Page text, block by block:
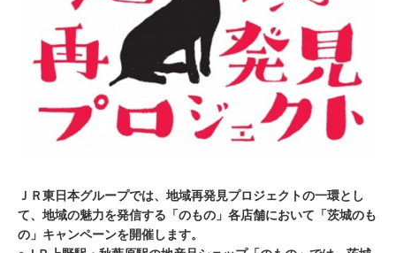
ＪＲ東日本グループでは、地域再発見プロジェクトの一環とし
て、地域の魅力を発信する「のもの」各店舗において「茨城のも
の」キャンペーンを開催します。